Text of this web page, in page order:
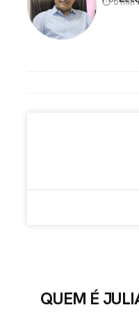
QUEM É